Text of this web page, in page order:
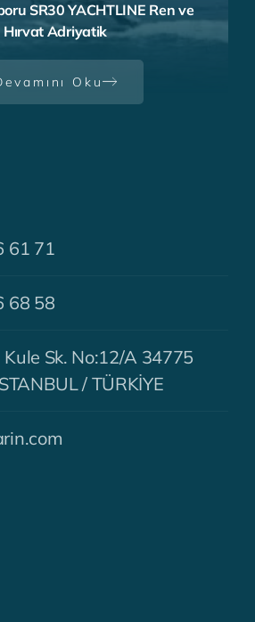
SR30 YACHTLINE Ren ve
Hırvat Adriyatik
Oku
61 71
68 58
Sk. No:12/A 34775
/ TÜRKİYE